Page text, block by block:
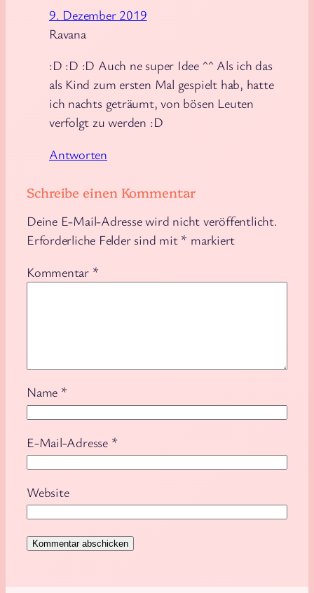
9. Dezember 2019
Ravana
:D :D :D Auch ne super Idee ^^ Als ich das
als Kind zum ersten Mal gespielt hab, hatte
ich nachts geträumt, von bösen Leuten
verfolgt zu werden :D
Antworten
Schreibe einen Kommentar
Deine E-Mail-Adresse wird nicht veröffentlicht.
Erforderliche Felder sind mit * markiert
Kommentar *
Name *
E-Mail-Adresse *
Website